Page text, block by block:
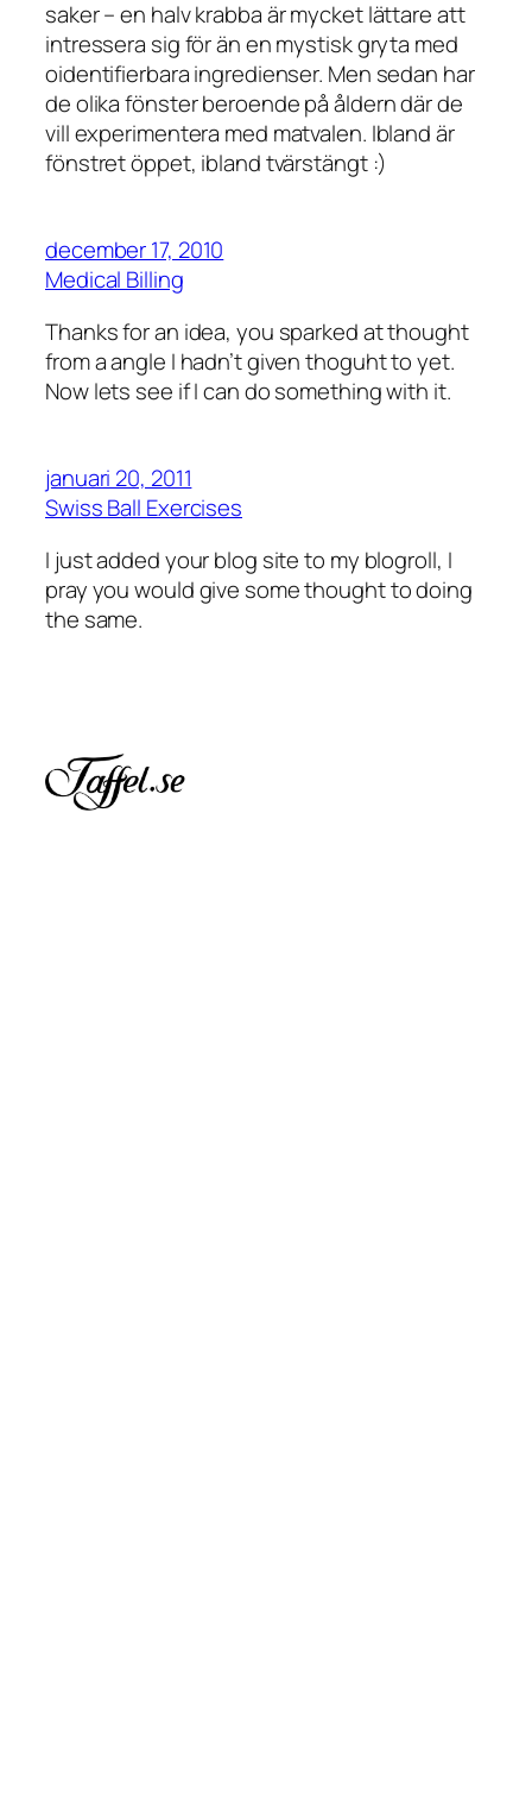
saker – en halv krabba är mycket lättare att
intressera sig för än en mystisk gryta med
oidentifierbara ingredienser. Men sedan har
de olika fönster beroende på åldern där de
vill experimentera med matvalen. Ibland är
fönstret öppet, ibland tvärstängt :)
december 17, 2010
Medical Billing
Thanks for an idea, you sparked at thought
from a angle I hadn’t given thoguht to yet.
Now lets see if I can do something with it.
januari 20, 2011
Swiss Ball Exercises
I just added your blog site to my blogroll, I
pray you would give some thought to doing
the same.